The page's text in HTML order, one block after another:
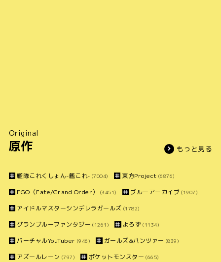
Original
原作 もっと見る
艦隊これくしょん-艦これ- (7004) 東方Project (6876)
FGO（Fate/Grand Order） (3451) ブルーアーカイブ (1907)
アイドルマスターシンデレラガールズ (1782)
グランブルーファンタジー (1261) よろず (1134)
バーチャルYouTuber (946) ガールズ&パンツァー (839)
アズールレーン (797) ポケットモンスター (665)